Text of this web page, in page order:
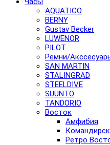
AQUATICO
BERNY
Gustav Becker
LUWENOR
PILOT
Pемни/
SAN MARTIN
STALINGRAD
STEELDIVE
SUUNTO
TANDORIO
Восток
Амфибия
Ретро